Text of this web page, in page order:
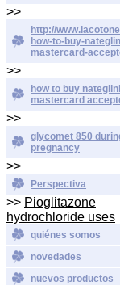
>>
http://
how-to-buy-
mastercard-
>>
how to buy
mastercard
>>
glycomet 850
pregnancy
>>
Perspectiva
>> Pioglitazone
hydrochloride uses
quiénes somos
novedades
nuevos productos